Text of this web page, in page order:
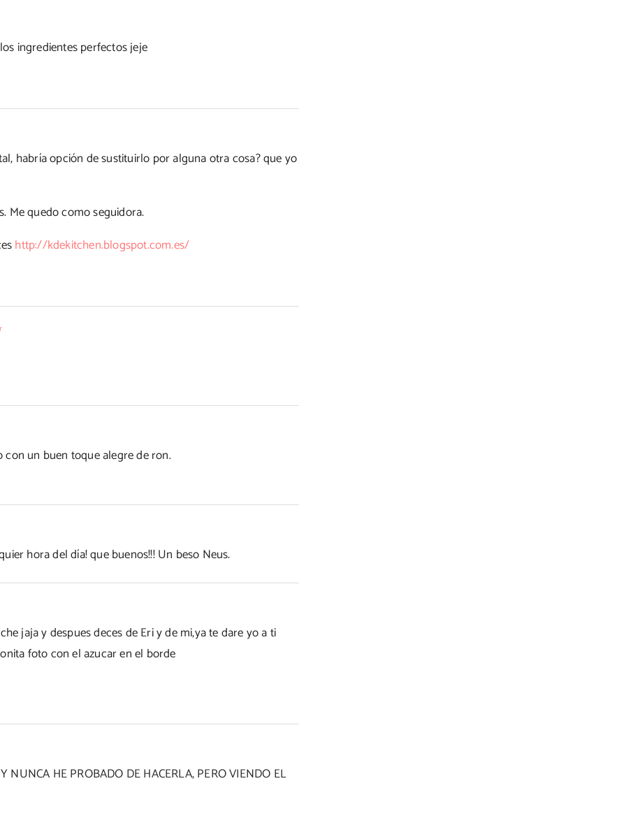
ingredientes perfectos jeje
habría opción de sustituirlo por alguna otra cosa? que yo
Me quedo como seguidora.
http://kdekitchen.blogspot.com.es/
un buen toque alegre de ron.
hora del día! que buenos!!! Un beso Neus.
jaja y despues deces de Eri y de mi,ya te dare yo a ti
foto con el azucar en el borde
NUNCA HE PROBADO DE HACERLA, PERO VIENDO EL